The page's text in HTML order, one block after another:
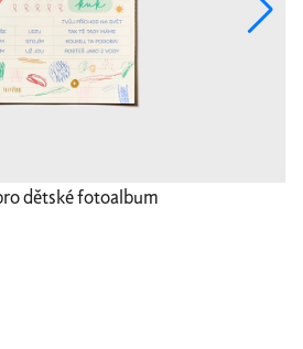
dětské fotoalbum